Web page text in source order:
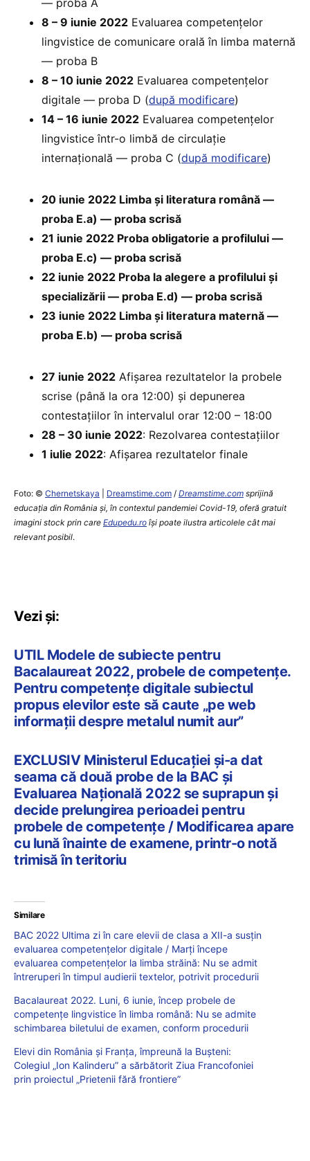
— proba A
8 – 9 iunie 2022 Evaluarea competențelor
lingvistice de comunicare orală în limba maternă
— proba B
8 – 10 iunie 2022 Evaluarea competențelor
digitale — proba D (după modificare)
14 – 16 iunie 2022 Evaluarea competențelor
lingvistice într-o limbă de circulație
internațională — proba C (după modificare)
20 iunie 2022 Limba și literatura română —
proba E.a) — proba scrisă
21 iunie 2022 Proba obligatorie a profilului —
proba E.c) — proba scrisă
22 iunie 2022 Proba la alegere a profilului și
specializării — proba E.d) — proba scrisă
23 iunie 2022 Limba și literatura maternă —
proba E.b) — proba scrisă
27 iunie 2022 Afișarea rezultatelor la probele
scrise (până la ora 12:00) și depunerea
contestațiilor în intervalul orar 12:00 – 18:00
28 – 30 iunie 2022: Rezolvarea contestațiilor
1 iulie 2022: Afișarea rezultatelor finale
Foto: © Chernetskaya Dreamstime.com / Dreamstime.com sprijină
educaţia din România şi, în contextul pandemiei Covid-19, oferă gratuit
imagini stock prin care Edupedu.ro îşi poate ilustra articolele cât mai
relevant posibil.
Vezi și:
UTIL Modele de subiecte pentru
Bacalaureat 2022, probele de competențe.
Pentru competențe digitale subiectul
propus elevilor este să caute „pe web
informații despre metalul numit aur”
EXCLUSIV Ministerul Educației și-a dat
seama că două probe de la BAC și
Evaluarea Națională 2022 se suprapun și
decide prelungirea perioadei pentru
probele de competențe / Modificarea apare
cu lună înainte de examene, printr-o notă
trimisă în teritoriu
Similare
BAC 2022 Ultima zi în care elevii de clasa a XII-a susțin
evaluarea competențelor digitale / Marți începe
evaluarea competențelor la limba străină: Nu se admit
întreruperi în timpul audierii textelor, potrivit procedurii
Bacalaureat 2022. Luni, 6 iunie, încep probele de
competențe lingvistice în limba română: Nu se admite
schimbarea biletului de examen, conform procedurii
Elevi din România și Franța, împreună la Bușteni:
Colegiul „Ion Kalinderu” a sărbătorit Ziua Francofoniei
prin proiectul „Prietenii fără frontiere”